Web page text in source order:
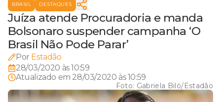
campanha ‘O Brasil Não
Pode Parar’
BRASIL DESTAQUES
Juíza atende Procuradoria e manda
Bolsonaro suspender campanha ‘O
Brasil Não Pode Parar’
Por Estadão
28/03/2020 às 10:59
Atualizado em 28/03/2020 às 10:59
Foto: Gabriela Biló/Estadão